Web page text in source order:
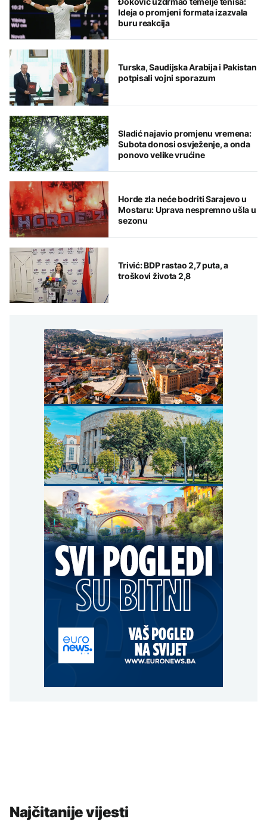
Ideja o promjeni formata izazvala
buru reakcija
Turska, Saudijska Arabija i Pakistan
potpisali vojni sporazum
Sladić najavio promjenu vremena:
Subota donosi osvježenje, a onda
ponovo velike vrućine
Horde zla neće bodriti Sarajevo u
Mostaru: Uprava nespremno ušla u
sezonu
Trivić: BDP rastao 2,7 puta, a
troškovi života 2,8
Najčitanije vijesti